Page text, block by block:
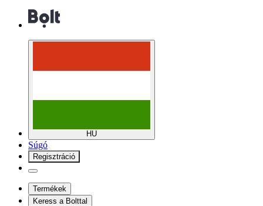
HU
Súgó
Regisztráció
Termékek
Keress a Bolttal